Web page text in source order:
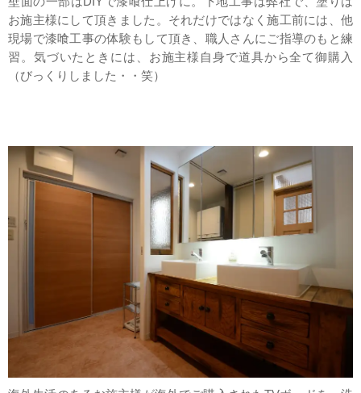
お施主様にして頂きました。それだけではなく施工前には、他
現場で漆喰工事の体験もして頂き、職人さんにご指導のもと練
習。気づいたときには、お施主様自身で道具から全て御購入
（びっくりしました・・笑）